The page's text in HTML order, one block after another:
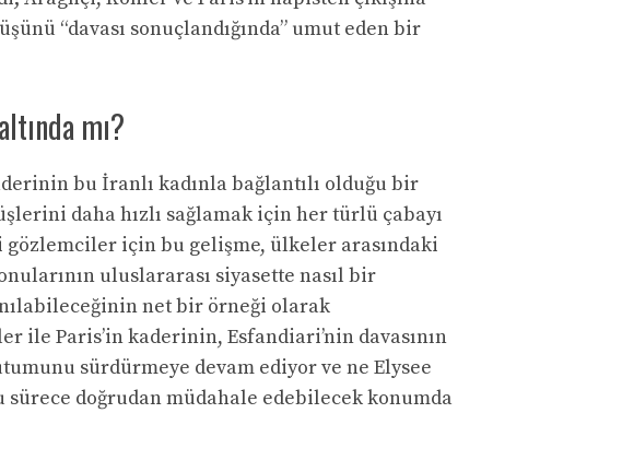
“davası sonuçlandığında” umut eden bir
mı?
bu İranlı kadınla bağlantılı olduğu bir
daha hızlı sağlamak için her türlü çabayı
gözlemciler için bu gelişme, ülkeler arasındaki
uluslararası siyasette nasıl bir
net bir örneği olarak
ile Paris’in kaderinin, Esfandiari’nin davasının
sürdürmeye devam ediyor ve ne Elysee
sürece doğrudan müdahale edebilecek konumda